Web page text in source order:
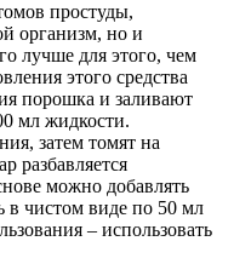
простуды,
организм, но и
лучше для этого, чем
этого средства
порошка и заливают
мл жидкости.
затем томят на
разбавляется
можно добавлять
в чистом виде по 50 мл
– использовать